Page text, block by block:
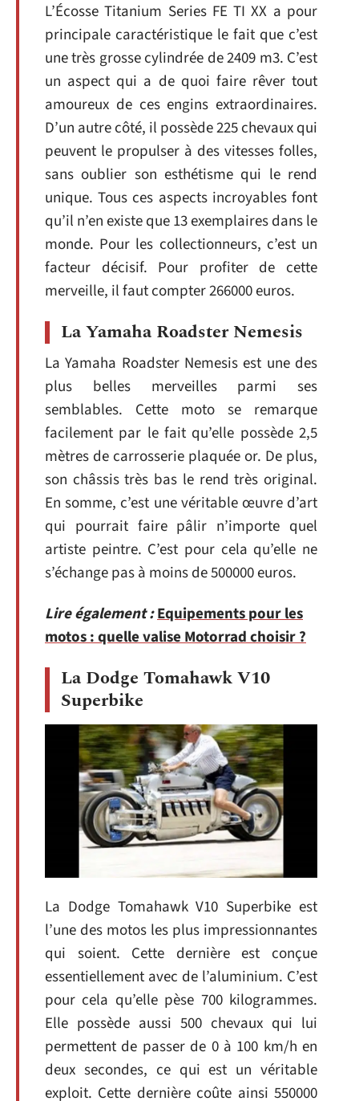
L’Écosse Titanium Series FE TI XX a pour
principale caractéristique le fait que c’est
une très grosse cylindrée de 2409 m3. C’est
un aspect qui a de quoi faire rêver tout
amoureux de ces engins extraordinaires.
D’un autre côté, il possède 225 chevaux qui
peuvent le propulser à des vitesses folles,
sans oublier son esthétisme qui le rend
unique. Tous ces aspects incroyables font
qu’il n’en existe que 13 exemplaires dans le
monde. Pour les collectionneurs, c’est un
facteur décisif. Pour profiter de cette
merveille, il faut compter 266000 euros.
La Yamaha Roadster Nemesis
La Yamaha Roadster Nemesis est une des
plus belles merveilles parmi ses
semblables. Cette moto se remarque
facilement par le fait qu’elle possède 2,5
mètres de carrosserie plaquée or. De plus,
son châssis très bas le rend très original.
En somme, c’est une véritable œuvre d’art
qui pourrait faire pâlir n’importe quel
artiste peintre. C’est pour cela qu’elle ne
s’échange pas à moins de 500000 euros.
Lire également :Equipements pour les
motos : quelle valise Motorrad choisir ?
La Dodge Tomahawk V10
Superbike
La Dodge Tomahawk V10 Superbike est
l’une des motos les plus impressionnantes
qui soient. Cette dernière est conçue
essentiellement avec de l’aluminium. C’est
pour cela qu’elle pèse 700 kilogrammes.
Elle possède aussi 500 chevaux qui lui
permettent de passer de 0 à 100 km/h en
deux secondes, ce qui est un véritable
exploit. Cette dernière coûte ainsi 550000